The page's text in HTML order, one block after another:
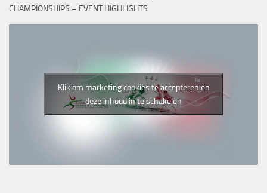
CHAMPIONSHIPS – EVENT HIGHLIGHTS
Klik om marketing cookies te accepteren en
deze inhoud in te schakelen